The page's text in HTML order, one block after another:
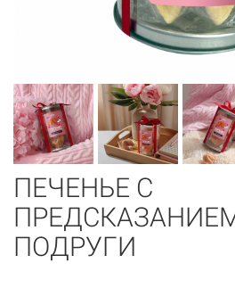
ПЕЧЕНЬЕ С
ПОДРУГИ